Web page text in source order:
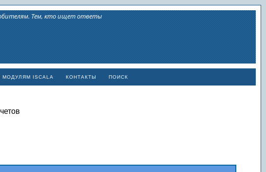
Тем, кто ищет ответы
ISCALA КОНТАКТЫ ПОИСК